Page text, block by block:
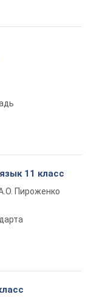
11 класс
Пироженко